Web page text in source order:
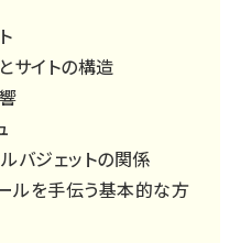
サイトの構造
バジェットの関係
を手伝う基本的な方